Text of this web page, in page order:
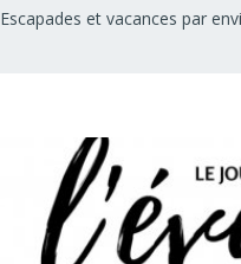
Escapades et vacances par